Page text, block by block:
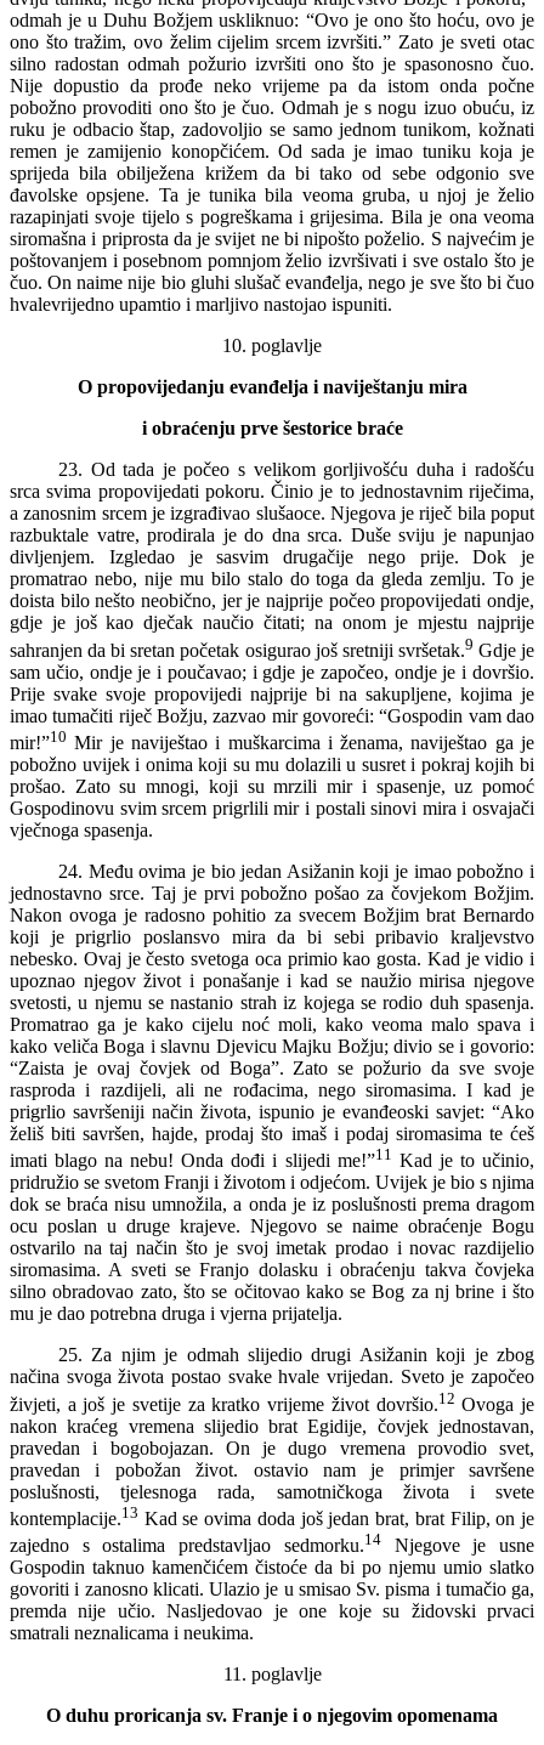
odmah je u Duhu Božjem uskliknuo: “Ovo je ono što hoću, ovo je
ono što tražim, ovo želim cijelim srcem izvršiti.” Zato je sveti otac
silno radostan odmah požurio izvršiti ono što je spasonosno čuo.
Nije dopustio da prođe neko vrijeme pa da istom onda počne
pobožno provoditi ono što je čuo. Odmah je s nogu izuo obuću, iz
ruku je odbacio štap, zadovoljio se samo jednom tunikom, kožnati
remen je zamijenio konopčićem. Od sada je imao tuniku koja je
sprijeda bila obilježena križem da bi tako od sebe odgonio sve
đavolske opsjene. Ta je tunika bila veoma gruba, u njoj je želio
razapinjati svoje tijelo s pogreškama i grijesima. Bila je ona veoma
siromašna i priprosta da je svijet ne bi nipošto poželio. S najvećim je
poštovanjem i posebnom pomnjom želio izvršivati i sve ostalo što je
čuo. On naime nije bio gluhi slušač evanđelja, nego je sve što bi čuo
hvalevrijedno upamtio i marljivo nastojao ispuniti.
10. poglavlje
O propovijedanju evanđelja i naviještanju mira
i obraćenju prve šestorice braće
23. Od tada je počeo s velikom gorljivošću duha i radošću
srca svima propovijedati pokoru. Činio je to jednostavnim riječima,
a zanosnim srcem je izgrađivao slušaoce. Njegova je riječ bila poput
razbuktale vatre, prodirala je do dna srca. Duše sviju je napunjao
divljenjem. Izgledao je sasvim drugačije nego prije. Dok je
promatrao nebo, nije mu bilo stalo do toga da gleda zemlju. To je
doista bilo nešto neobično, jer je najprije počeo propovijedati ondje,
gdje je još kao dječak naučio čitati; na onom je mjestu najprije
sahranjen da bi sretan početak osigurao još sretniji svršetak.9 Gdje je
sam učio, ondje je i poučavao; i gdje je započeo, ondje je i dovršio.
Prije svake svoje propovijedi najprije bi na sakupljene, kojima je
imao tumačiti riječ Božju, zazvao mir govoreći: “Gospodin vam dao
mir!”10 Mir je naviještao i muškarcima i ženama, naviještao ga je
pobožno uvijek i onima koji su mu dolazili u susret i pokraj kojih bi
prošao. Zato su mnogi, koji su mrzili mir i spasenje, uz pomoć
Gospodinovu svim srcem prigrlili mir i postali sinovi mira i osvajači
vječnoga spasenja.
24. Među ovima je bio jedan Asižanin koji je imao pobožno i
jednostavno srce. Taj je prvi pobožno pošao za čovjekom Božjim.
Nakon ovoga je radosno pohitio za svecem Božjim brat Bernardo
koji je prigrlio poslansvo mira da bi sebi pribavio kraljevstvo
nebesko. Ovaj je često svetoga oca primio kao gosta. Kad je vidio i
upoznao njegov život i ponašanje i kad se naužio mirisa njegove
svetosti, u njemu se nastanio strah iz kojega se rodio duh spasenja.
Promatrao ga je kako cijelu noć moli, kako veoma malo spava i
kako veliča Boga i slavnu Djevicu Majku Božju; divio se i govorio:
“Zaista je ovaj čovjek od Boga”. Zato se požurio da sve svoje
rasproda i razdijeli, ali ne rođacima, nego siromasima. I kad je
prigrlio savršeniji način života, ispunio je evanđeoski savjet: “Ako
želiš biti savršen, hajde, prodaj što imaš i podaj siromasima te ćeš
imati blago na nebu! Onda dođi i slijedi me!”11 Kad je to učinio,
pridružio se svetom Franji i životom i odjećom. Uvijek je bio s njima
dok se braća nisu umnožila, a onda je iz poslušnosti prema dragom
ocu poslan u druge krajeve. Njegovo se naime obraćenje Bogu
ostvarilo na taj način što je svoj imetak prodao i novac razdijelio
siromasima. A sveti se Franjo dolasku i obraćenju takva čovjeka
silno obradovao zato, što se očitovao kako se Bog za nj brine i što
mu je dao potrebna druga i vjerna prijatelja.
25. Za njim je odmah slijedio drugi Asižanin koji je zbog
načina svoga života postao svake hvale vrijedan. Sveto je započeo
živjeti, a još je svetije za kratko vrijeme život dovršio.12 Ovoga je
nakon kraćeg vremena slijedio brat Egidije, čovjek jednostavan,
pravedan i bogobojazan. On je dugo vremena provodio svet,
pravedan i pobožan život. ostavio nam je primjer savršene
poslušnosti, tjelesnoga rada, samotničkoga života i svete
kontemplacije.13 Kad se ovima doda još jedan brat, brat Filip, on je
zajedno s ostalima predstavljao sedmorku.14Njegove je usne
Gospodin taknuo kamenčićem čistoće da bi po njemu umio slatko
govoriti i zanosno klicati. Ulazio je u smisao Sv. pisma i tumačio ga,
premda nije učio. Nasljedovao je one koje su židovski prvaci
smatrali neznalicama i neukima.
11. poglavlje
O duhu proricanja sv. Franje i o njegovim opomenama